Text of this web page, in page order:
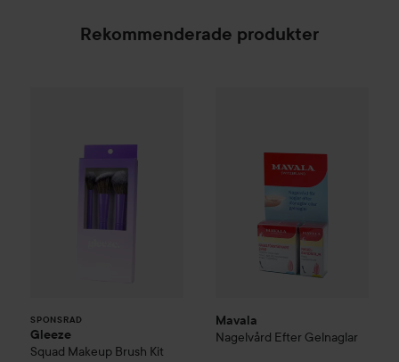
Rekommenderade produkter
SPONSRAD
Gleeze
Squad Makeup Brush Kit
Mavala
Nagelvård Efter Gelnaglar